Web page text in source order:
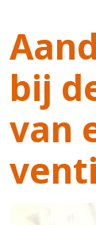
bij
van